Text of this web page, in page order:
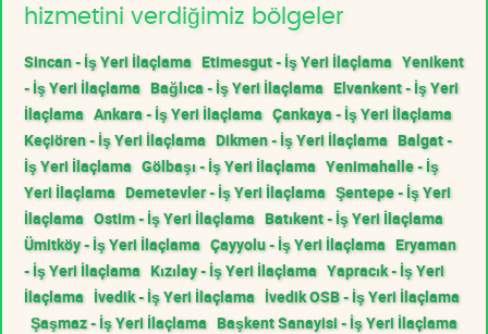
hizmetini verdiğimiz bölgeler
Sincan - İş Yeri İlaçlama Etimesgut - İş Yeri İlaçlama Yenikent
- İş Yeri İlaçlama Bağlıca - İş Yeri İlaçlama Elvankent - İş Yeri
İlaçlama Ankara - İş Yeri İlaçlama Çankaya - İş Yeri İlaçlama
Keçiören - İş Yeri İlaçlama Dikmen - İş Yeri İlaçlama Balgat -
İş Yeri İlaçlama Gölbaşı - İş Yeri İlaçlama Yenimahalle - İş
Yeri İlaçlama Demetevler - İş Yeri İlaçlama Şentepe - İş Yeri
İlaçlama Ostim - İş Yeri İlaçlama Batıkent - İş Yeri İlaçlama
Ümitköy - İş Yeri İlaçlama Çayyolu - İş Yeri İlaçlama Eryaman
- İş Yeri İlaçlama Kızılay - İş Yeri İlaçlama Yapracık - İş Yeri
İlaçlama İvedik - İş Yeri İlaçlama İvedik OSB - İş Yeri İlaçlama
Şaşmaz - İş Yeri İlaçlama Başkent Sanayisi - İş Yeri İlaçlama